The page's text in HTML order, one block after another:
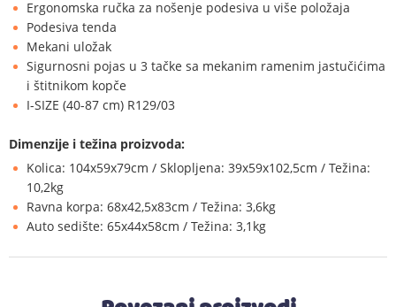
Ergonomska ručka za nošenje podesiva u više položaja
Podesiva tenda
Mekani uložak
Sigurnosni pojas u 3 tačke sa mekanim ramenim jastučićima
i štitnikom kopče
I-SIZE (40-87 cm) R129/03
Dimenzije i težina proizvoda:
Kolica: 104x59x79cm / Sklopljena: 39x59x102,5cm / Težina:
10,2kg
Ravna korpa: 68x42,5x83cm / Težina: 3,6kg
Auto sedište: 65x44x58cm / Težina: 3,1kg